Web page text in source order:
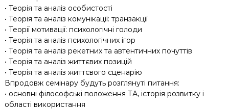
• Теорія та аналіз особистості
• Теорія та аналіз комунікації: транзакції
• Теорії мотивації: психологічні голоди
• Теорія та аналіз психологічних ігор
• Теорія та аналіз рекетних та автентичних почуттів
• Теорія та аналіз життєвих позицій
• Теорія та аналіз життєвого сценарію
Впродовж семінару будуть розглянуті питання:
• основні філософські положення ТА, історія розвитку і
області використання